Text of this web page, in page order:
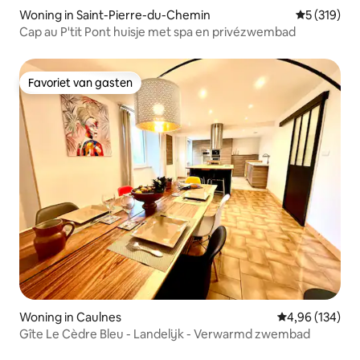
Woning in Saint-Pierre-du-Chemin
5 (319)
Cap au P'tit Pont huisje met spa en privézwembad
Favoriet van gasten
Favoriet van gasten
Woning in Caulnes Gemiddelde
4,96 (134)
Gîte Le Cèdre Bleu - Landelijk - Verwarmd zwembad